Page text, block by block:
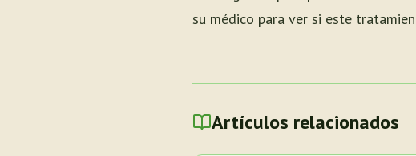
su médico para ver si este
Artículos relacionados